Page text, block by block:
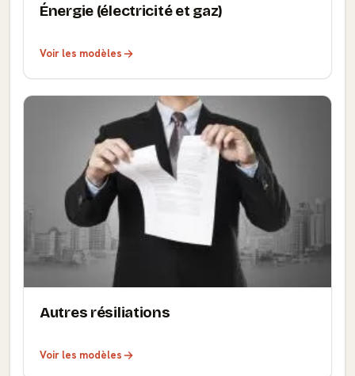
Énergie (électricité et gaz)
Voir les modèles
Autres résiliations
Voir les modèles